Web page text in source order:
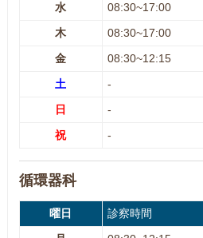
水
08:30~17:00
木
08:30~17:00
金
08:30~12:15
土
-
日
-
祝
-
循環器科
曜日
診察時間